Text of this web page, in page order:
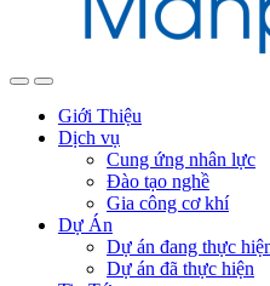
Giới Thiệu
Dịch vụ
Cung ứng nhân lực
Đào tạo nghề
Gia công cơ khí
Dự Án
Dự án đang thực
Dự án đã thực hiện